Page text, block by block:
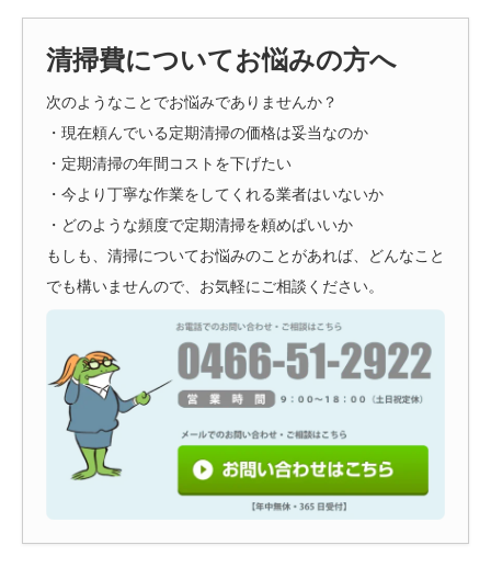
清掃費についてお悩みの方へ
次のようなことでお悩みでありませんか？
・現在頼んでいる定期清掃の価格は妥当なのか
・定期清掃の年間コストを下げたい
・今より丁寧な作業をしてくれる業者はいないか
・どのような頻度で定期清掃を頼めばいいか
もしも、清掃についてお悩みのことがあれば、どんなこと
でも構いませんので、お気軽にご相談ください。